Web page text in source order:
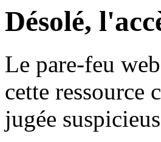
Désolé,
Le pare-feu
cette ressource
jugée